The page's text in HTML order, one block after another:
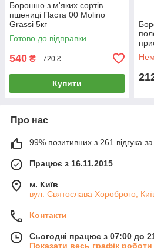
Борошно з м'яких сортів
пшениці Паста 00 Molino
Grassi 5кг
Готово до відправки
540 ₴ 720 ₴
Купити
375г
Про нас
99% позитивних з 261 відгука за
Працює з 16.11.2015
м. Київ
вул. Святослава Хороброго,
Контакти
Сьогодні працює з 07:00 до
Показати весь графік роботи